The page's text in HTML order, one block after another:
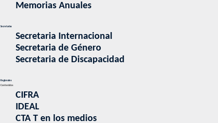
Memorias Anuales
Secretarias
Secretaria Internacional
Secretaria de Género
Secretaria de Discapacidad
Regionales
Contenidos
CIFRA
IDEAL
CTA T en los medios